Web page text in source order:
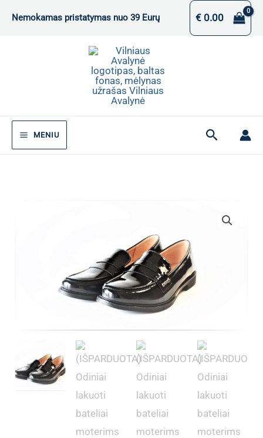
Nemokamas pristatymas nuo 39 Eurų €0.00
MENIU Paieška